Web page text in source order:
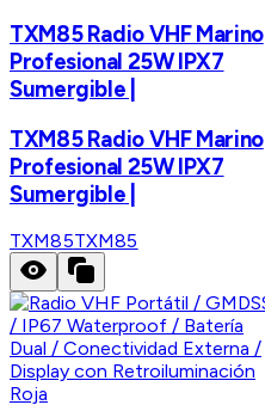
TXM85 Radio VHF Marino
Profesional 25W IPX7
Sumergible |
TXM85 Radio VHF Marino
Profesional 25W IPX7
Sumergible |
TXM85TXM85